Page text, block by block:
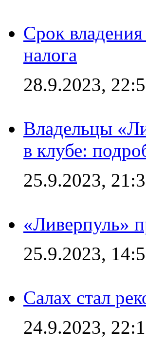
Срок
налога
28.9.2023,
Владельцы
в клубе:
25.9.2023,
«Ливерпуль»
25.9.2023,
Салах стал
24.9.2023,